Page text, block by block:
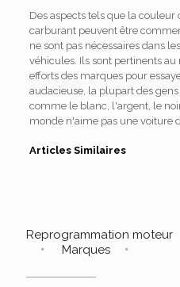
Des aspects tels que la
carburant peuvent être
ne sont pas nécessaires dans
véhicules. Ils sont pertinents
efforts des marques pour
audacieuse, la plupart des
comme le blanc, l'argent, le
monde n'aime pas une voiture
Articles Similaires
Reprogrammation moteur
Marques